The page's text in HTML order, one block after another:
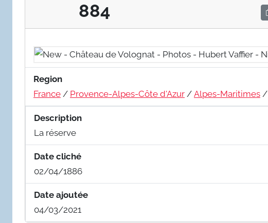
884
Region
France / Provence-Alpes-Côte d'Azur / Alpes-Maritimes /
Description
La réserve
Date cliché
02/04/1886
Date ajoutée
04/03/2021